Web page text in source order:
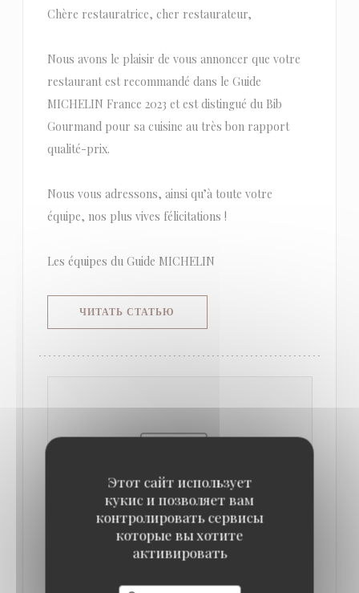
Этот сайт использует
кукис и позволяет вам
контролировать сервисы
которые вы хотите
активировать
Chère restauratrice, cher restaurateur,
Nous avons le plaisir de vous annoncer que votre
restaurant est recommandé dans le Guide
MICHELIN France 2023 et est distingué du Bib
Gourmand pour sa cuisine au très bon rapport
qualité-prix.
Nous vous adressons, ainsi qu’à toute votre
équipe, nos plus vives félicitations !
Les équipes du Guide MICHELIN
ЧИТАТЬ СТАТЬЮ